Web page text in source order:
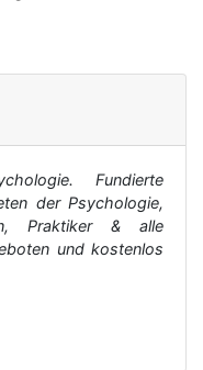
Fundierte
der Psychologie,
Praktiker & alle
und kostenlos